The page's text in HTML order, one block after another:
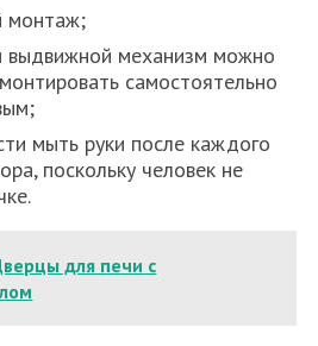
монтаж;
выдвижной механизм можно
самостоятельно
мыть руки после каждого
поскольку человек не
для печи с